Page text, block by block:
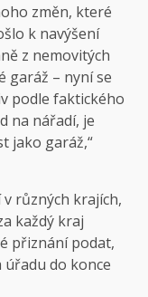
změn, které
k navýšení
z nemovitých
garáž – nyní se
podle faktického
na nářadí, je
jako garáž,“
různých krajích,
každý kraj
přiznání podat,
do konce